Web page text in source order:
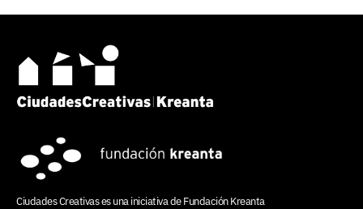
Ciudades Creativas es una iniciativa deFundación Kreanta